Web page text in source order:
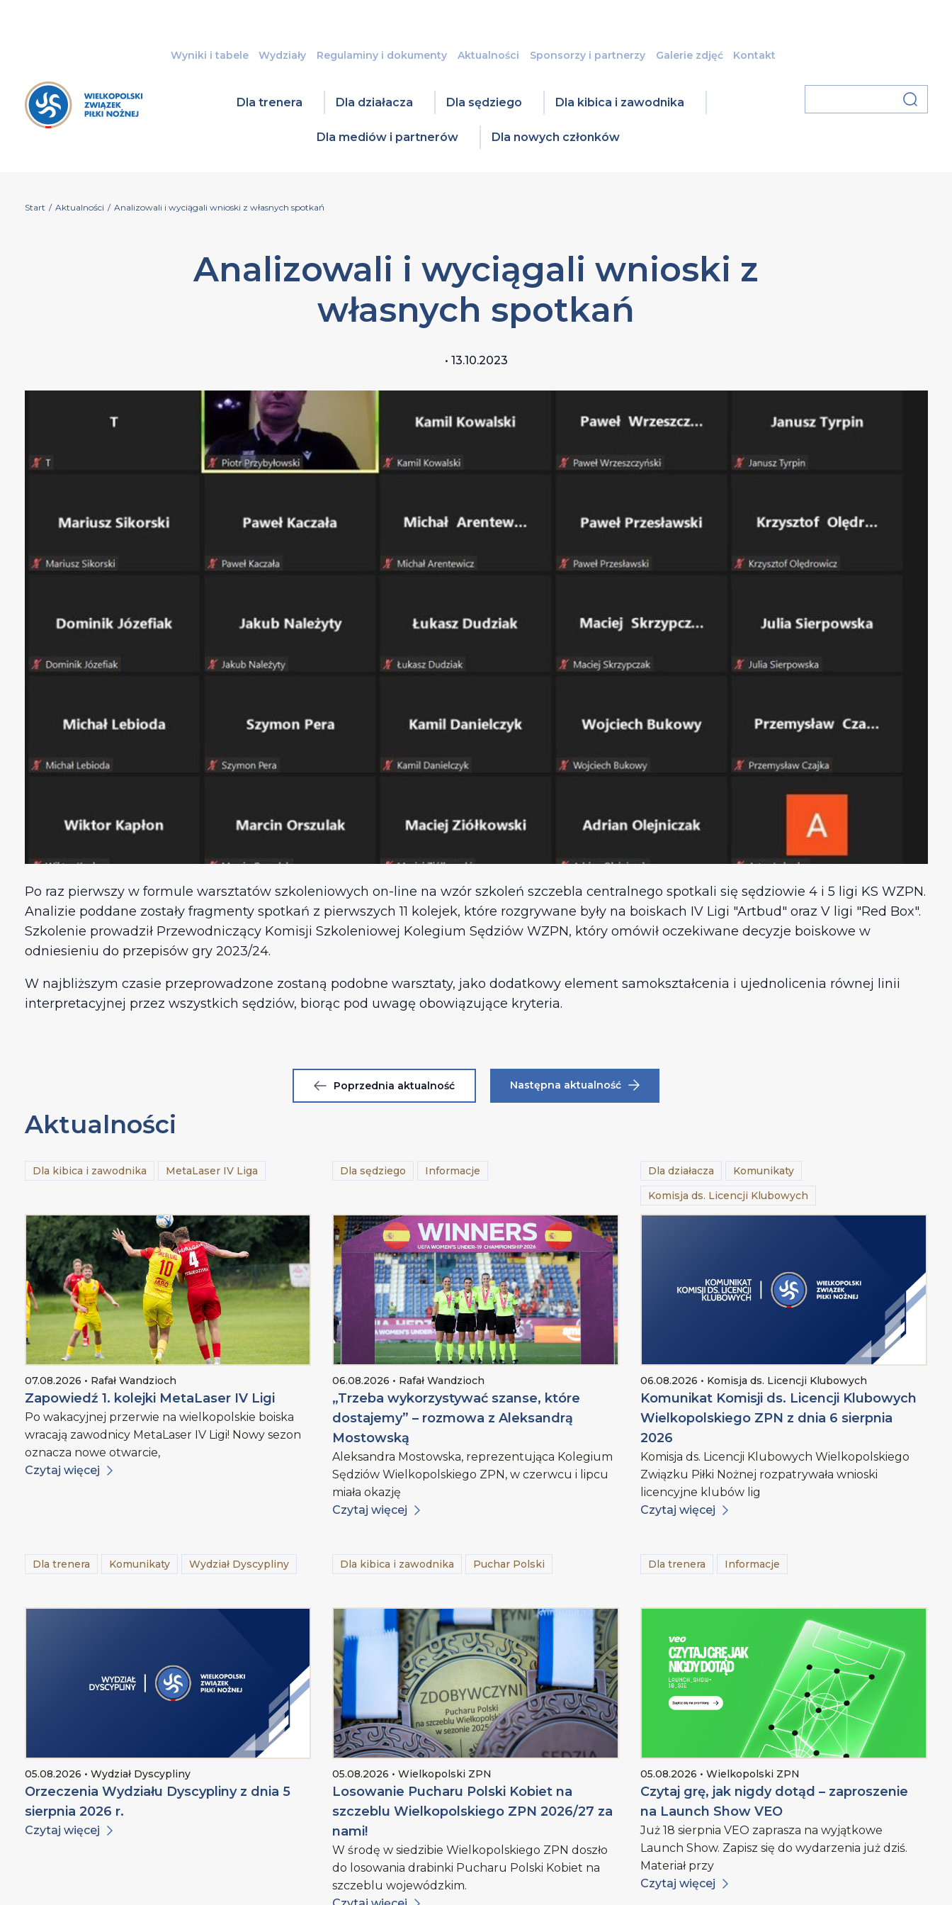
Wyniki i tabele Wydziały Regulaminy i dokumenty Aktualności Sponsorzy i partnerzy Galerie zdjęć Kontakt
Dla trenera Dla działacza Dla sędziego Dla kibica i zawodnika
Dla mediów i partnerów Dla nowych członków
Start / Aktualności / Analizowali i wyciągali wnioski z własnych spotkań
Analizowali i wyciągali wnioski z
własnych spotkań
• 13.10.2023
Po raz pierwszy w formule warsztatów szkoleniowych on-line na wzór szkoleń szczebla centralnego spotkali się sędziowie 4 i 5 ligi KS WZPN.
Analizie poddane zostały fragmenty spotkań z pierwszych 11 kolejek, które rozgrywane były na boiskach IV Ligi "Artbud" oraz V ligi "Red Box".
Szkolenie prowadził Przewodniczący Komisji Szkoleniowej Kolegium Sędziów WZPN, który omówił oczekiwane decyzje boiskowe w
odniesieniu do przepisów gry 2023/24.
W najbliższym czasie przeprowadzone zostaną podobne warsztaty, jako dodatkowy element samokształcenia i ujednolicenia równej linii
interpretacyjnej przez wszystkich sędziów, biorąc pod uwagę obowiązujące kryteria.
Poprzednia aktualność Następna aktualność
Aktualności
Dla kibica i zawodnika MetaLaser IV Liga
07.08.2026 • Rafał Wandzioch
Zapowiedź 1. kolejki MetaLaser IV Ligi
Po wakacyjnej przerwie na wielkopolskie boiska
wracają zawodnicy MetaLaser IV Ligi! Nowy sezon
oznacza nowe otwarcie,
Czytaj więcej
Dla sędziego Informacje
06.08.2026 • Rafał Wandzioch
„Trzeba wykorzystywać szanse, które
dostajemy” – rozmowa z Aleksandrą
Mostowską
Aleksandra Mostowska, reprezentująca Kolegium
Sędziów Wielkopolskiego ZPN, w czerwcu i lipcu
miała okazję
Czytaj więcej
Dla działacza
Komunikaty
Komisja ds. Licencji Klubowych
06.08.2026 • Komisja ds. Licencji Klubowych
Komunikat Komisji ds. Licencji Klubowych
Wielkopolskiego ZPN z dnia 6 sierpnia
2026
Komisja ds. Licencji Klubowych Wielkopolskiego
Związku Piłki Nożnej rozpatrywała wnioski
licencyjne klubów lig
Czytaj więcej
Dla trenera Komunikaty Wydział Dyscypliny
05.08.2026 • Wydział Dyscypliny
Orzeczenia Wydziału Dyscypliny z dnia 5
sierpnia 2026 r.
Czytaj więcej
Dla kibica i zawodnika Puchar Polski
05.08.2026 • Wielkopolski ZPN
Losowanie Pucharu Polski Kobiet na
szczeblu Wielkopolskiego ZPN 2026/27 za
nami!
W środę w siedzibie Wielkopolskiego ZPN doszło
do losowania drabinki Pucharu Polski Kobiet na
szczeblu wojewódzkim.
Dla trenera Informacje
05.08.2026 • Wielkopolski ZPN
Czytaj grę, jak nigdy dotąd – zaproszenie
na Launch Show VEO
Już 18 sierpnia VEO zaprasza na wyjątkowe
Launch Show. Zapisz się do wydarzenia już dziś.
Materiał przy
Czytaj więcej